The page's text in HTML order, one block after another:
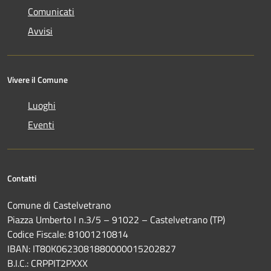
Comunicati
Avvisi
Vivere il Comune
Luoghi
Eventi
Contatti
Comune di Castelvetrano
Piazza Umberto I n.3/5 – 91022 – Castelvetrano (TP)
Codice Fiscale: 81001210814
IBAN: IT80K0623081880000015202827
B.I.C.: CRPPIT2PXXX